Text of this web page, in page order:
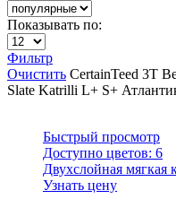
Показывать по:
Фильтр
Очистить CertainTeed 3T
Slate Katrilli L+ S+
Быстрый просмотр
Доступно цветов: 6
Двухслойная мягкая
Узнать цену